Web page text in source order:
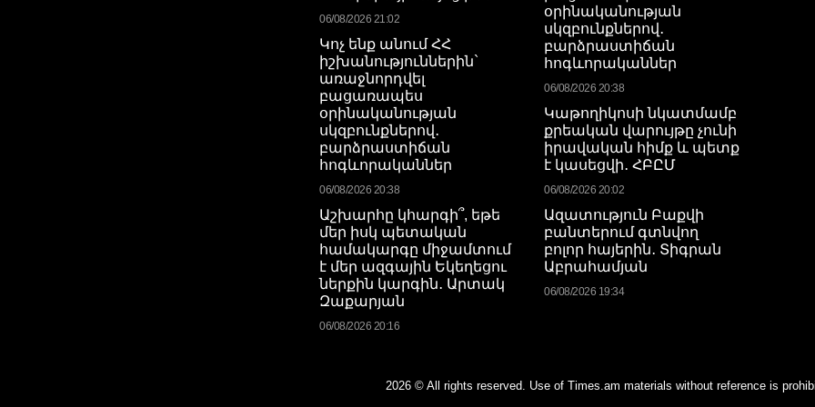
06/08/2026 21:02
Կոչ ենք անում ՀՀ
իշխանություններին`
առաջնորդվել
բացառապես
օրինականության
սկզբունքներով․
բարձրաստիճան
հոգևորականներ
06/08/2026 20:38
Աշխարհը կհարգի՞, եթե
մեր իսկ պետական
համակարգը միջամտում
է մեր ազգային Եկեղեցու
ներքին կարգին․ Արտակ
Զաքարյան
06/08/2026 20:16
օրինականության
սկզբունքներով․
բարձրաստիճան
հոգևորականներ
06/08/2026 20:38
Կաթողիկոսի նկատմամբ
քրեական վարույթը չունի
իրավական հիմք և պետք
է կասեցվի․ ՀԲԸՄ
06/08/2026 20:02
Ազատություն Բաքվի
բանտերում գտնվող
բոլոր հայերին․ Տիգրան
Աբրահամյան
06/08/2026 19:34
2026 © All rights reserved. Use of Times.am materials without reference is